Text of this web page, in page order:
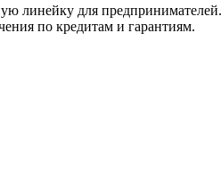
линейку для
по кредитам и гарантиям.